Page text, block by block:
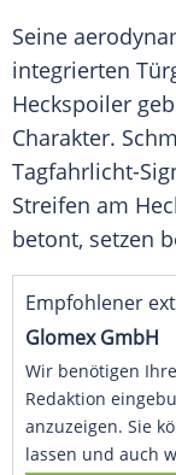
Seine
integrierten
Heckspoiler
Charakter.
Tagfahrlicht-
Streifen am
betont, setzen
Empfohlener
Glomex GmbH
Wir benötigen
Redaktion
anzuzeigen. Sie
lassen und auch